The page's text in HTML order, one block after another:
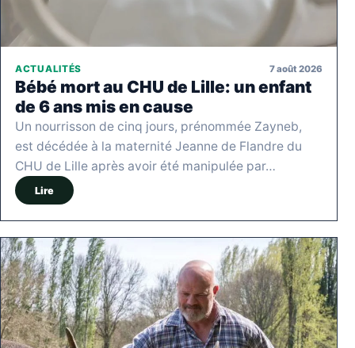
ACTUALITÉS 7 août 2026
Bébé mort au CHU de Lille: un enfant
de 6 ans mis en cause
Un nourrisson de cinq jours, prénommée Zayneb,
est décédée à la maternité Jeanne de Flandre du
CHU de Lille après avoir été manipulée par…
Lire